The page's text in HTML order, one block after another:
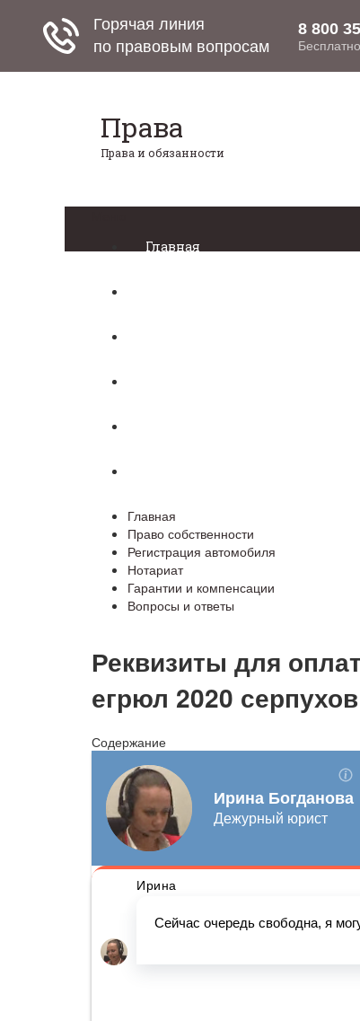
Права
Права и обязанности
Главная
Главная
Право собственности
Регистрация автомобиля
Нотариат
Гарантии и компенсации
Вопросы и ответы
Реквизиты для
егрюл 2020
Содержание